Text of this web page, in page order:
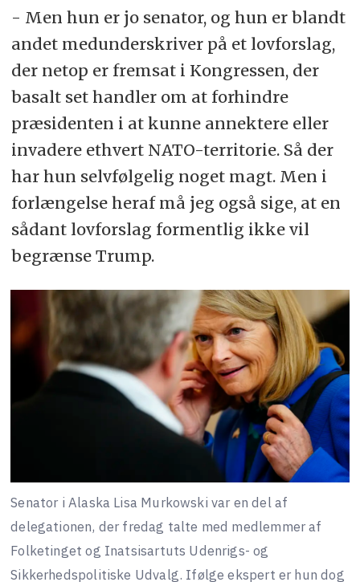
- Men hun er jo senator, og hun er blandt
andet medunderskriver på et lovforslag,
der netop er fremsat i Kongressen, der
basalt set handler om at forhindre
præsidenten i at kunne annektere eller
invadere ethvert NATO-territorie. Så der
har hun selvfølgelig noget magt. Men i
forlængelse heraf må jeg også sige, at en
sådant lovforslag formentlig ikke vil
begrænse Trump.
Senator i Alaska Lisa Murkowski var en del af
delegationen, der fredag talte med medlemmer af
Folketinget og Inatsisartuts Udenrigs- og
Sikkerhedspolitiske Udvalg. Ifølge ekspert er hun dog